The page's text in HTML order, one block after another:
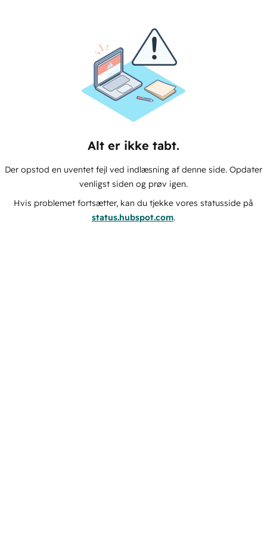
Alt er ikke tabt.
Der opstod en uventet fejl ved indlæsning af denne side. Opdater
venligst siden og prøv igen.
Hvis problemet fortsætter, kan du tjekke vores statusside på
status.hubspot.com.